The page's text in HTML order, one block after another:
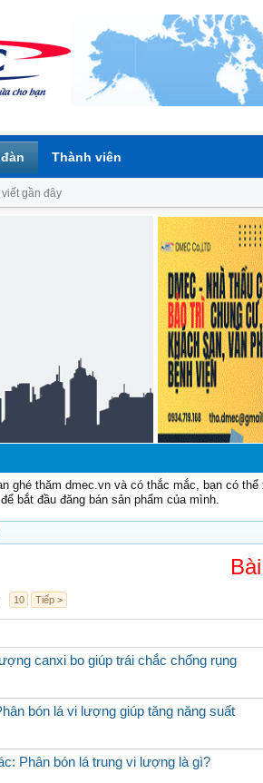
ghé thăm dmec.vn và có thắc mắc, bạn có
để bắt đầu đăng bán sản phẩm của mình.
10 Tiếp >
canxi bo giúp trái chắc chống rụng
bón lá vi lượng giúp tăng năng suất
Phân bón lá trung vi lượng là gì?
viết gần đây
Thành viên